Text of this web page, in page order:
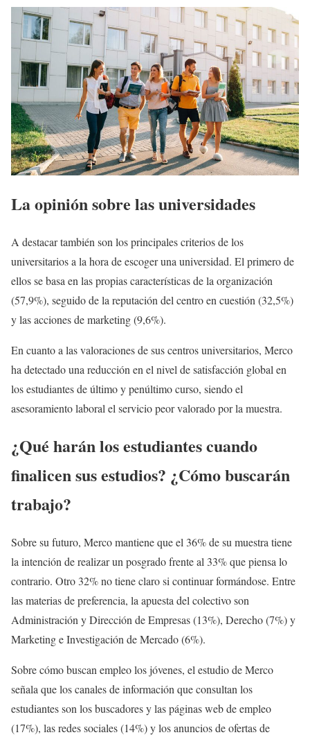
La opinión sobre las universidades
A destacar también son los principales criterios de los
universitarios a la hora de escoger una universidad. El primero de
ellos se basa en las propias características de la organización
(57,9%), seguido de la reputación del centro en cuestión (32,5%)
y las acciones de marketing (9,6%).
En cuanto a las valoraciones de sus centros universitarios, Merco
ha detectado una reducción en el nivel de satisfacción global en
los estudiantes de último y penúltimo curso, siendo el
asesoramiento laboral el servicio peor valorado por la muestra.
¿Qué harán los estudiantes cuando
finalicen sus estudios? ¿Cómo buscarán
trabajo?
Sobre su futuro, Merco mantiene que el 36% de su muestra tiene
la intención de realizar un posgrado frente al 33% que piensa lo
contrario. Otro 32% no tiene claro si continuar formándose. Entre
las materias de preferencia, la apuesta del colectivo son
Administración y Dirección de Empresas (13%), Derecho (7%) y
Marketing e Investigación de Mercado (6%).
Sobre cómo buscan empleo los jóvenes, el estudio de Merco
señala que los canales de información que consultan los
estudiantes son los buscadores y las páginas web de empleo
(17%), las redes sociales (14%) y los anuncios de ofertas de